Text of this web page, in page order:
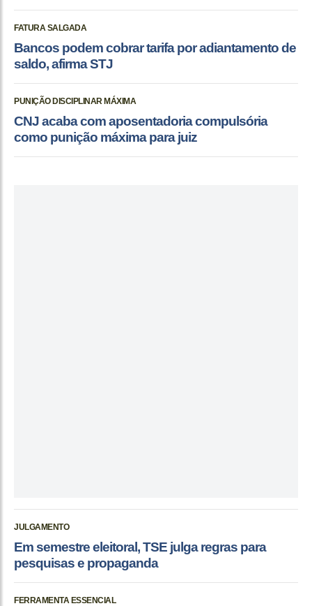
FATURA SALGADA
Bancos podem cobrar tarifa por adiantamento de
saldo, afirma STJ
PUNIÇÃO DISCIPLINAR MÁXIMA
CNJ acaba com aposentadoria compulsória
como punição máxima para juiz
JULGAMENTO
Em semestre eleitoral, TSE julga regras para
pesquisas e propaganda
FERRAMENTA ESSENCIAL